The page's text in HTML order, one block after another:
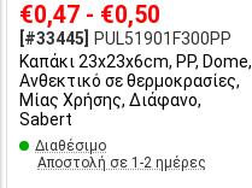
€0,47 - €0,50
[#33445]
PUL51901F300PP
Καπάκι 23x23x6cm, PP, Dome,
Ανθεκτικό σε θερμοκρασίες,
Μίας Χρήσης, Διάφανο,
Sabert
Διαθέσιμο
Αποστολή σε 1-2 ημέρες